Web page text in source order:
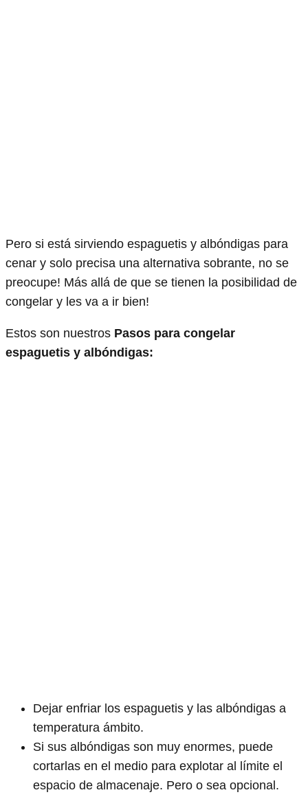
Pero si está sirviendo espaguetis y albóndigas para
cenar y solo precisa una alternativa sobrante, no se
preocupe! Más allá de que se tienen la posibilidad de
congelar y les va a ir bien!
Estos son nuestros Pasos para congelar
espaguetis y albóndigas:
Dejar enfriar los espaguetis y las albóndigas a
temperatura ámbito.
Si sus albóndigas son muy enormes, puede
cortarlas en el medio para explotar al límite el
espacio de almacenaje. Pero o sea opcional.